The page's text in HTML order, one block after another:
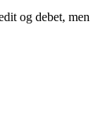
og debet, men